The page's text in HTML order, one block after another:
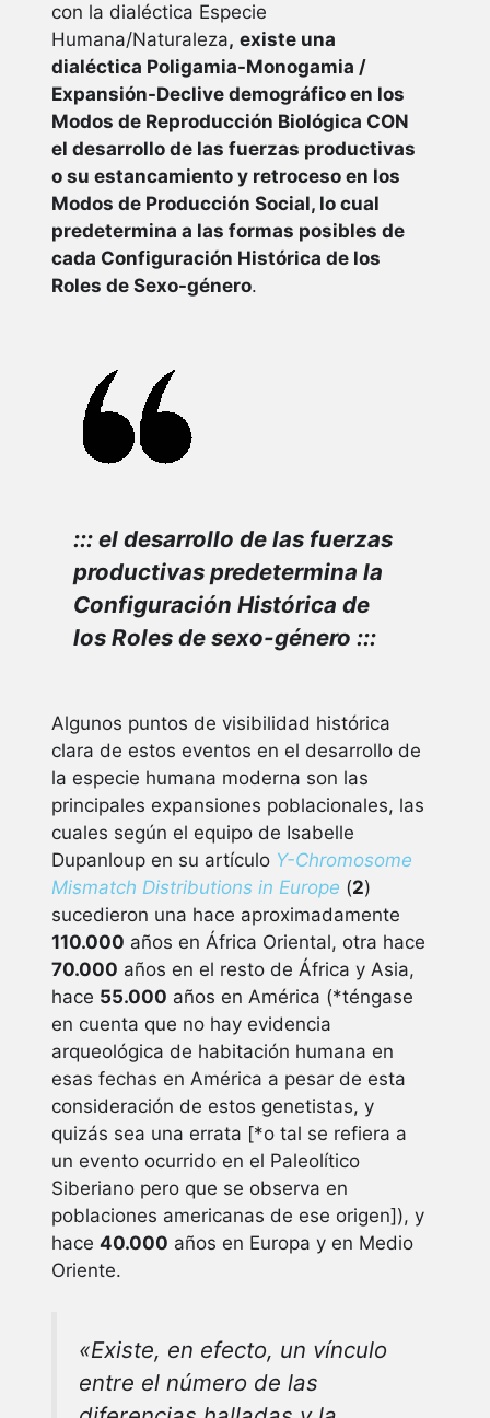
con la dialéctica Especie
Humana/Naturaleza, existe una
dialéctica Poligamia-Monogamia /
Expansión-Declive demográfico en los
Modos de Reproducción Biológica CON
el desarrollo de las fuerzas productivas
o su estancamiento y retroceso en los
Modos de Producción Social, lo cual
predetermina a las formas posibles de
cada Configuración Histórica de los
Roles de Sexo-género.
::: el desarrollo de las fuerzas
productivas predetermina la
Configuración Histórica de
los Roles de sexo-género :::
Algunos puntos de visibilidad histórica
clara de estos eventos en el desarrollo de
la especie humana moderna son las
principales expansiones poblacionales, las
cuales según el equipo de Isabelle
Dupanloup en su artículo Y-Chromosome
Mismatch Distributions in Europe (2)
sucedieron una hace aproximadamente
110.000 años en África Oriental, otra hace
70.000 años en el resto de África y Asia,
hace 55.000 años en América (*téngase
en cuenta que no hay evidencia
arqueológica de habitación humana en
esas fechas en América a pesar de esta
consideración de estos genetistas, y
quizás sea una errata [*o tal se refiera a
un evento ocurrido en el Paleolítico
Siberiano pero que se observa en
poblaciones americanas de ese origen]), y
hace 40.000 años en Europa y en Medio
Oriente.
«Existe, en efecto, un vínculo
entre el número de las